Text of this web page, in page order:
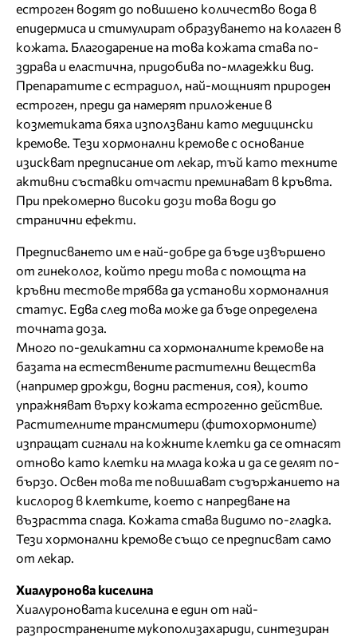
естроген водят до повишено количество вода в
епидермиса и стимулират образуването на колаген в
кожата. Благодарение на това кожата става по-
здрава и еластична, придобива по-младежки вид.
Препаратите с естрадиол, най-мощният природен
естроген, преди да намерят приложение в
козметиката бяха използвани като медицински
кремове. Тези хормонални кремове с основание
изискват предписание от лекар, тъй като техните
активни съставки отчасти преминават в кръвта.
При прекомерно високи дози това води до
странични ефекти.
Предписването им е най-добре да бъде извършено
от гинеколог, който преди това с помощта на
кръвни тестове трябва да установи хормоналния
статус. Едва след това може да бъде определена
точната доза.
Много по-деликатни са хормоналните кремове на
базата на естествените растителни вещества
(например дрожди, водни растения, соя), които
упражняват върху кожата естрогенно действие.
Растителните трансмитери (фитохормоните)
изпращат сигнали на кожните клетки да се отнасят
отново като клетки на млада кожа и да се делят по-
бързо. Освен това те повишават съдържанието на
кислород в клетките, което с напредване на
възрастта спада. Кожата става видимо по-гладка.
Тези хормонални кремове също се предписват само
от лекар.
Хиалуронова киселина
Хиалуроновата киселина е един от най-
разпространените мукополизахариди, синтезиран